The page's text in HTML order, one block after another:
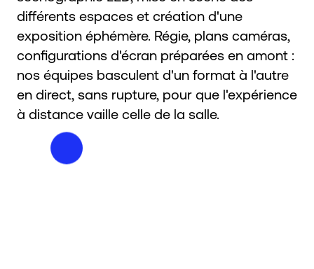
différents espaces et création d'une
exposition éphémère. Régie, plans caméras,
configurations d'écran préparées en amont :
nos équipes basculent d'un format à l'autre
en direct, sans rupture, pour que l'expérience
à distance vaille celle de la salle.